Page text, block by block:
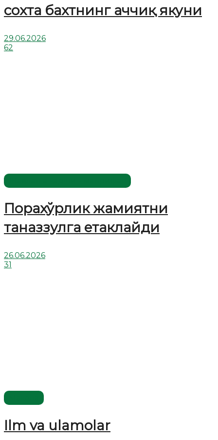
сохта бахтнинг аччиқ якуни
29.06.2026
62
Порахўрлик жамиятни
таназзулга етаклайди
26.06.2026
31
Ilm va ulamolar